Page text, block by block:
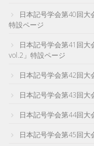
日本記号学会第40回大
特設ページ
日本記号学会第41回
vol.2」特設ページ
日本記号学会第42回大
日本記号学会第43回
日本記号学会第44回
日本記号学会第45回